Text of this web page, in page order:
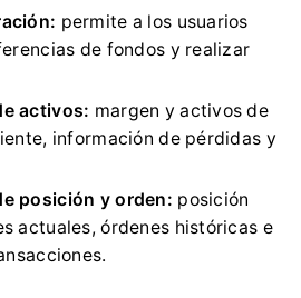
permite a los usuarios
de fondos y realizar
activos: margen y activos de
información de pérdidas y
posición y orden: posición
actuales, órdenes históricas e